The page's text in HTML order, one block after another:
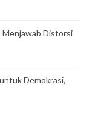
Menjawab Distorsi
Demokrasi,